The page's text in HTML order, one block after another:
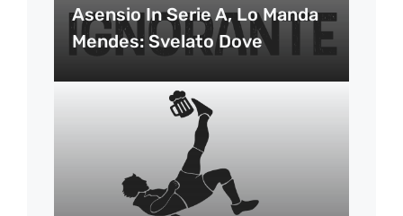
Asensio In Serie A, Lo Manda
Mendes: Svelato Dove